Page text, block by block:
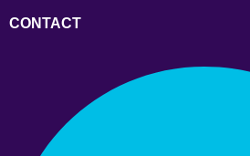
CONTACT